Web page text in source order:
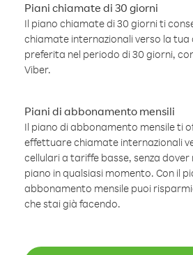
Piani chiamate di 30 giorni
Il piano chiamate di 30 giorni ti
chiamate internazionali verso la tua
preferita nel periodo di 30 giorni,
Viber.
Piani di abbonamento mensili
Il piano di abbonamento mensile ti
effettuare chiamate internazionali
cellulari a tariffe basse, senza dover
piano in qualsiasi momento. Con il
abbonamento mensile puoi
che stai già facendo.